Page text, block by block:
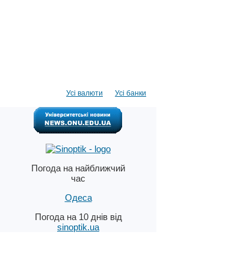
Усі банки
Усі валюти
Погода на найближчий
час
Одеса
Погода на 10 днів від
sinoptik.ua